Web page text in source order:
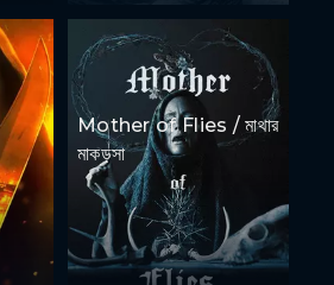
Mother of Flies / মাথার
মাকড়সা